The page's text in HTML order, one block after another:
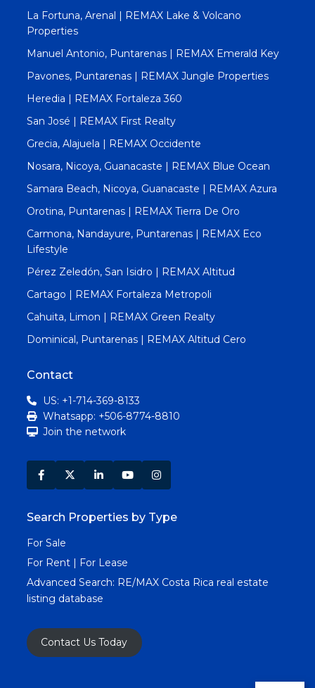
La Fortuna, Arenal | REMAX Lake & Volcano
Properties
Manuel Antonio, Puntarenas | REMAX Emerald Key
Pavones, Puntarenas | REMAX Jungle Properties
Heredia | REMAX Fortaleza 360
San José | REMAX First Realty
Grecia, Alajuela | REMAX Occidente
Nosara, Nicoya, Guanacaste | REMAX Blue Ocean
Samara Beach, Nicoya, Guanacaste | REMAX Azura
Orotina, Puntarenas | REMAX Tierra De Oro
Carmona, Nandayure, Puntarenas | REMAX Eco
Lifestyle
Pérez Zeledón, San Isidro | REMAX Altitud
Cartago | REMAX Fortaleza Metropoli
Cahuita, Limon | REMAX Green Realty
Dominical, Puntarenas | REMAX Altitud Cero
Contact
US: +1-714-369-8133
Whatsapp: +506-8774-8810
Join the network
Search Properties by Type
For Sale
For Rent | For Lease
Advanced Search: RE/MAX Costa Rica real estate
listing database
Contact Us Today